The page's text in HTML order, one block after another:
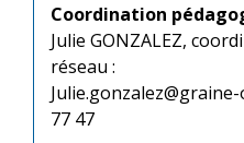
Coordination
Julie GONZALEZ,
réseau :
77 47